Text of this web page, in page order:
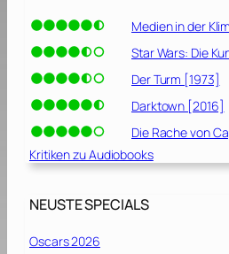
Medien in der
Star Wars: Die
Der Turm [1973]
Darktown [2016]
Die Rache von
Kritiken zu Audiobooks
NEUSTE SPECIALS
Oscars 2026